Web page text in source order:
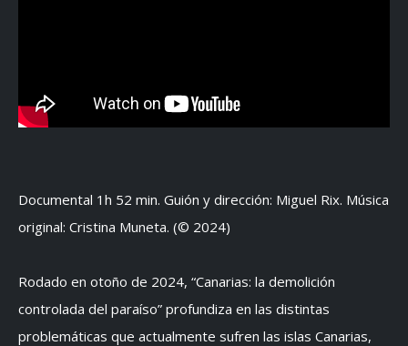
Documental 1h 52 min. Guión y dirección: Miguel Rix. Música
original: Cristina Muneta. (© 2024)
Rodado en otoño de 2024, “Canarias: la demolición
controlada del paraíso” profundiza en las distintas
problemáticas que actualmente sufren las islas Canarias,